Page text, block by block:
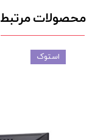
محصولات مرتبط
استوک